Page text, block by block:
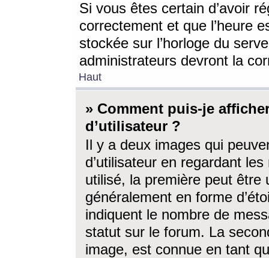
Si vous êtes certain d’avoir
correctement et que l’heure
stockée sur l’horloge du
administrateurs devront la
Haut
» Comment puis-je
d’utilisateur ?
Il y a deux images qui
d’utilisateur en regardant
utilisé, la première peut être
généralement en forme
indiquent le nombre de
statut sur le forum. La
image, est connue en tant